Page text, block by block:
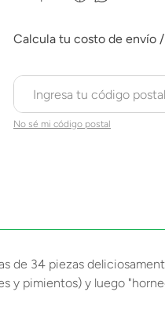
No sé mi código postal
de 34 piezas
y pimientos) y luego